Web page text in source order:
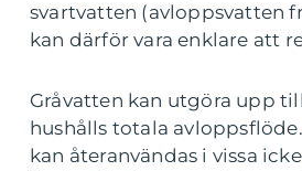
svartvatten (avloppsvatten
kan därför vara enklare att
Gråvatten kan utgöra upp till
hushålls totala
kan återanvändas i vissa